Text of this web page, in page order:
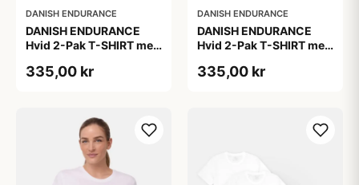
DANISH ENDURANCE
DANISH ENDURANCE
Hvid 2-Pak T-SHIRT med
Bomuld
335,00 kr
DANISH ENDURANCE
DANISH ENDURANCE
Hvid 2-Pak T-SHIRT med
Bomuld
335,00 kr